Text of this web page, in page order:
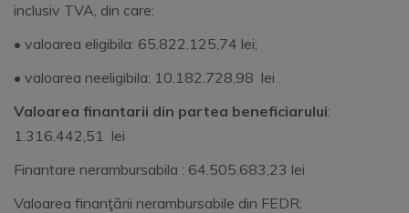
inclusiv TVA, din care:
• valoarea eligibila: 65.822.125,74 lei;
• valoarea neeligibila: 10.182.728,98 lei .
Valoarea finantarii din partea beneficiarului:
1.316.442,51 lei
Finantare nerambursabila : 64.505.683,23 lei
Valoarea finanţării nerambursabile din FEDR: